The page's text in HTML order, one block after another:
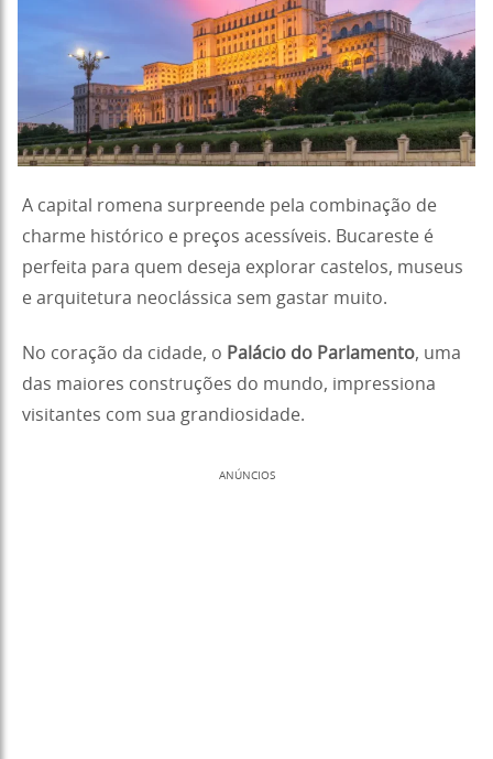
A capital romena surpreende pela combinação de
charme histórico e preços acessíveis. Bucareste é
perfeita para quem deseja explorar castelos, museus
e arquitetura neoclássica sem gastar muito.
No coração da cidade, o Palácio do Parlamento, uma
das maiores construções do mundo, impressiona
visitantes com sua grandiosidade.
ANÚNCIOS